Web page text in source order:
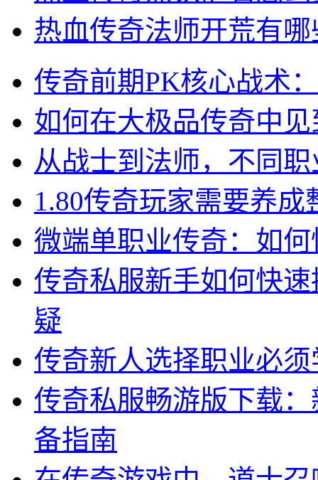
热血传奇法师开荒有
传奇前期PK核心战术
如何在大极品传奇中
从战士到法师，不同
1.80传奇玩家需要养成
微端单职业传奇：如
传奇私服新手如何快
疑
传奇新人选择职业必
传奇私服畅游版下载
备指南